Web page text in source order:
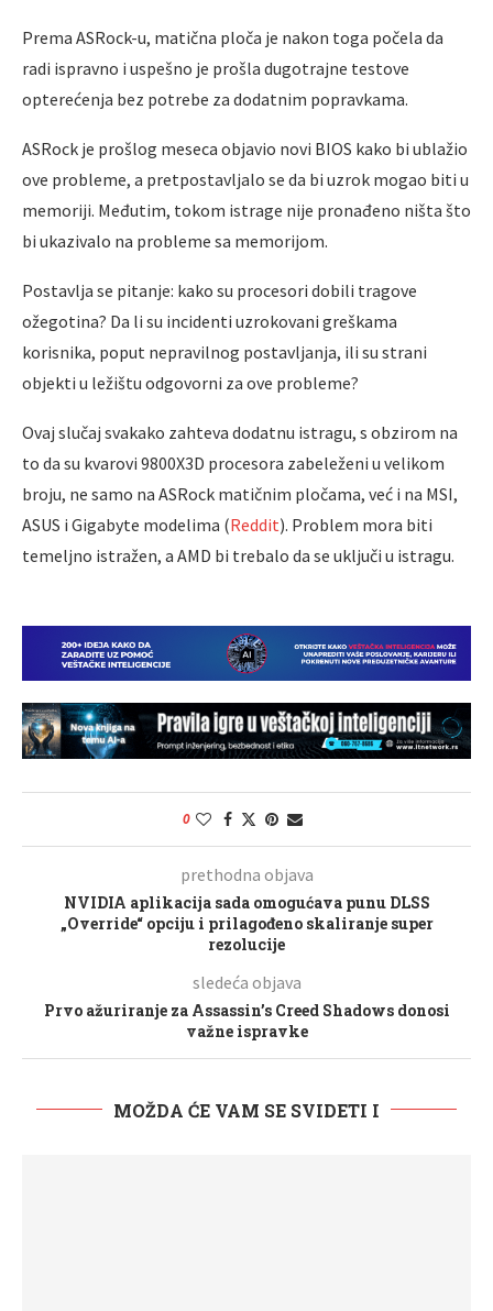
Prema ASRock-u, matična ploča je nakon toga počela da
radi ispravno i uspešno je prošla dugotrajne testove
opterećenja bez potrebe za dodatnim popravkama.
ASRock je prošlog meseca objavio novi BIOS kako bi ublažio
ove probleme, a pretpostavljalo se da bi uzrok mogao biti u
memoriji. Međutim, tokom istrage nije pronađeno ništa što
bi ukazivalo na probleme sa memorijom.
Postavlja se pitanje: kako su procesori dobili tragove
ožegotina? Da li su incidenti uzrokovani greškama
korisnika, poput nepravilnog postavljanja, ili su strani
objekti u ležištu odgovorni za ove probleme?
Ovaj slučaj svakako zahteva dodatnu istragu, s obzirom na
to da su kvarovi 9800X3D procesora zabeleženi u velikom
broju, ne samo na ASRock matičnim pločama, već i na MSI,
ASUS i Gigabyte modelima (Reddit). Problem mora biti
temeljno istražen, a AMD bi trebalo da se uključi u istragu.
0
prethodna objava
NVIDIA aplikacija sada omogućava punu DLSS
„Override“ opciju i prilagođeno skaliranje super
rezolucije
sledeća objava
Prvo ažuriranje za Assassin’s Creed Shadows donosi
važne ispravke
MOŽDA ĆE VAM SE SVIDETI I